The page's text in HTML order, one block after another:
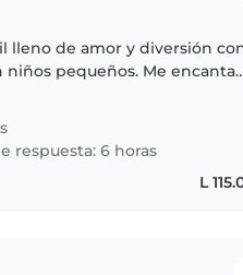
lleno de amor y diversión
niños pequeños. Me encanta
respuesta: 6 horas
L